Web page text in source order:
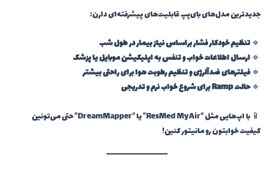
جدیدترین مدل‌های بای‌پپ قابلیت‌های پیشرفته‌ای دارن:
🔹تنظیم خودکار فشار براساس نیاز بیمار در طول شب
🔹ارسال اطلاعات خواب و تنفس به اپلیکیشن موبایل یا پزشک
🔹فیلترهای ضدآلرژی و تنظیم رطوبت هوا برای راحتی بیشتر
🔹حالت Ramp برای شروع خواب نرم و تدریجی
📱 با اپ‌هایی مثل “ResMed MyAir” یا “DreamMapper” حتی می‌تونین
کیفیت خوابتون رو مانیتور کنین!